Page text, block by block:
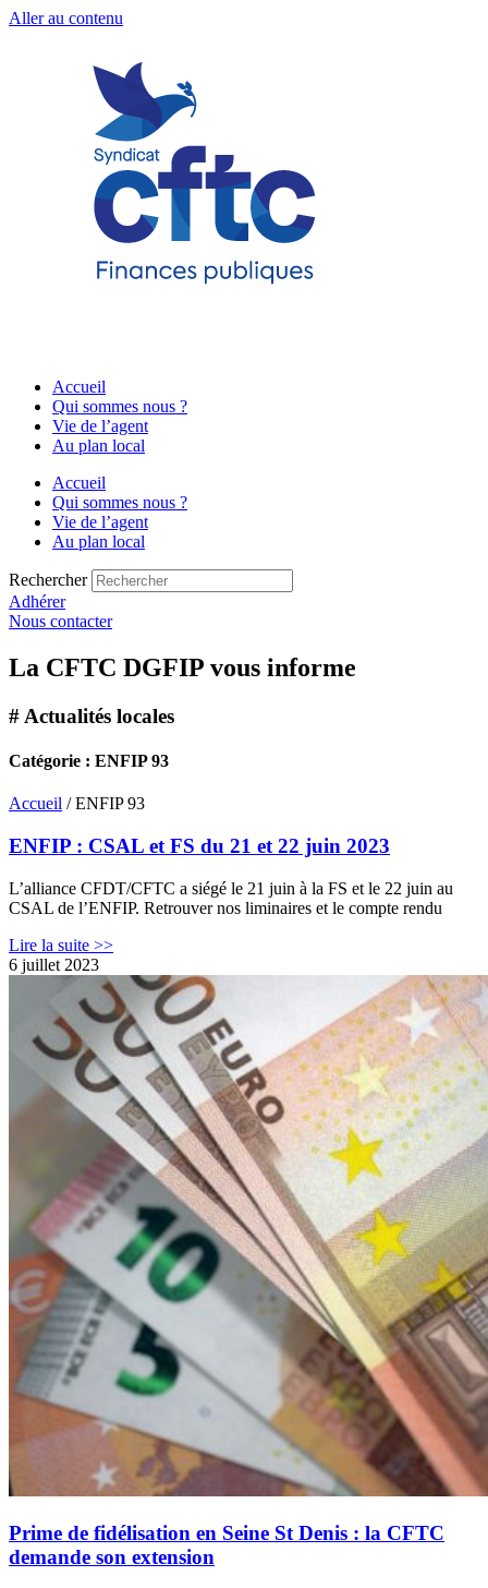
Aller au contenu
Accueil
Qui sommes nous ?
Vie de l’agent
Au plan local
Accueil
Qui sommes nous ?
Vie de l’agent
Au plan local
Rechercher
Adhérer
Nous contacter
La CFTC DGFIP vous informe
# Actualités locales
Catégorie : ENFIP 93
Accueil / ENFIP 93
ENFIP : CSAL et FS du 21 et 22 juin 2023
L’alliance CFDT/CFTC a siégé le 21 juin à la FS et le 22 juin au
CSAL de l’ENFIP. Retrouver nos liminaires et le compte rendu
Lire la suite >>
6 juillet 2023
Prime de fidélisation en Seine St Denis : la CFTC
demande son extension